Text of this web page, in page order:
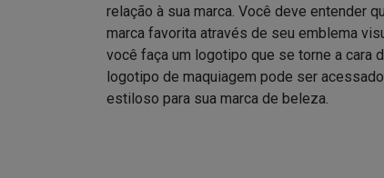
relação à sua marca. Você deve entender
marca favorita através de seu emblema
você faça um logotipo que se torne a cara
logotipo de maquiagem pode ser
estiloso para sua marca de beleza.